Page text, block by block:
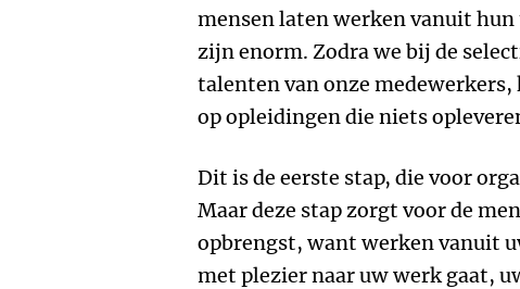
mensen laten werken vanuit
zijn enorm. Zodra we bij de
talenten van onze medewerkers,
op opleidingen die niets
Dit is de eerste stap, die voor
Maar deze stap zorgt voor de
opbrengst, want werken vanuit
met plezier naar uw werk gaat,